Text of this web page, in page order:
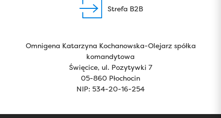
Strefa B2B
Omnigena Katarzyna Kochanowska-Olejarz spółka
komandytowa
Święcice, ul. Pozytywki 7
05-860 Płochocin
NIP: 534-20-16-254